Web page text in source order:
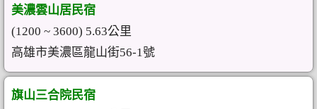
美濃雲山居民宿
(1200 ~ 3600) 5.63公里
高雄市美濃區龍山街56-1號
旗山三合院民宿